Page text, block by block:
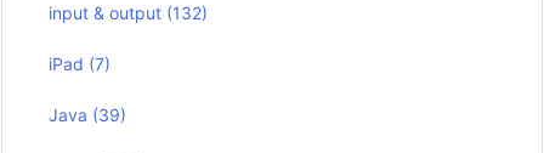
input & output (132)
iPad (7)
Java (39)